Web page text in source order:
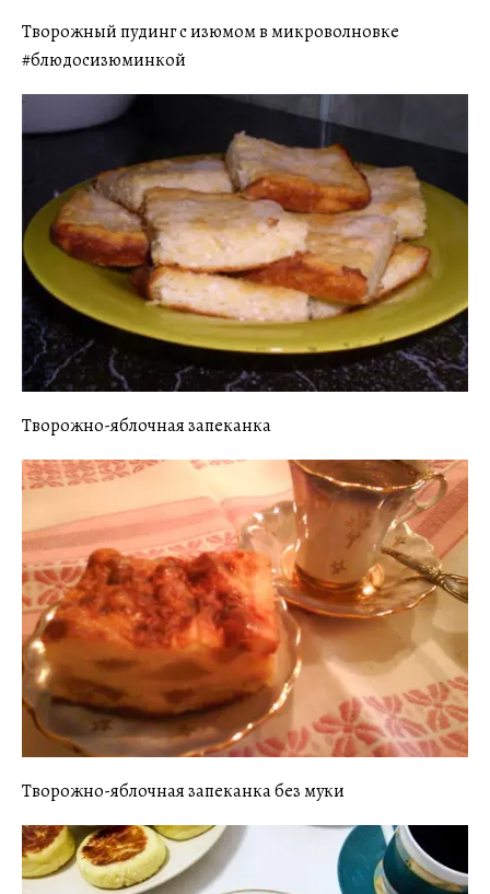
Творожный пудинг с изюмом в микроволновке
#блюдосизюминкой
Творожно-яблочная запеканка
Творожно-яблочная запеканка без муки